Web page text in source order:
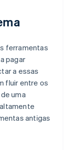
ferramentas
pagar
a essas
fluir entre os
uma
antigas